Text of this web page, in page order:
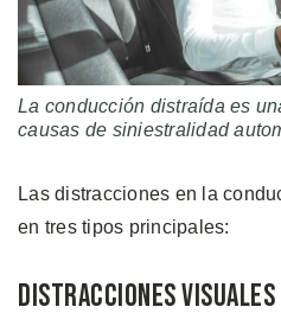
La conducción distraída es
causas de siniestralidad
Las distracciones en la
en tres tipos principales:
Distracciones Visuales